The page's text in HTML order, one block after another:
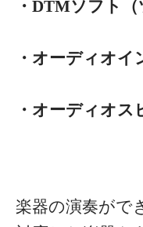
・DTMソフト（
・オーディオイ
・オーディオス
楽器の演奏がで